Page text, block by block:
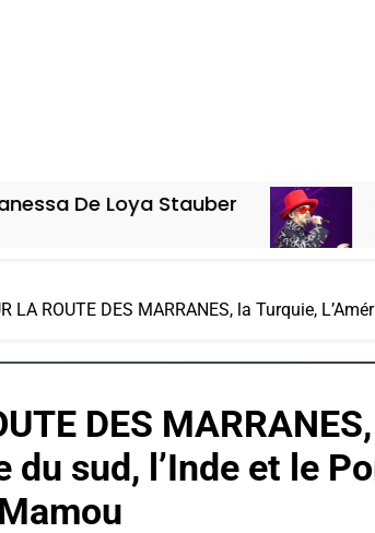
Loya Stauber «Tu Dis
5 Jours Ago
LA ROUTE DES MARRANES, la Turquie,
DES
du sud, l’Inde et le